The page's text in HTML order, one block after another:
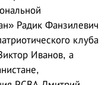
Радик Фанзилевич
клуба
Иванов, а